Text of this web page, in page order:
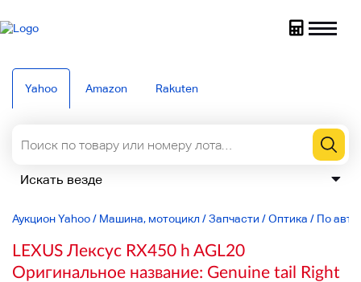
Yahoo Amazon Rakuten
Аукцион Yahoo/ Машина, мотоцикл /Запчасти /Оптика / По
LEXUS Лексус RX450 h AGL20
Оригинальное название: Genuine tail Right